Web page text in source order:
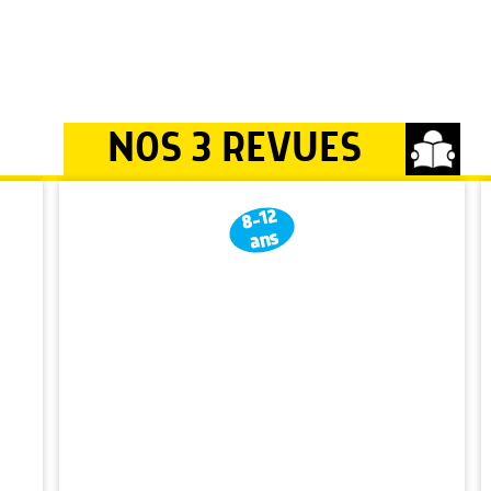
NOS 3 REVUES
8-12
ans